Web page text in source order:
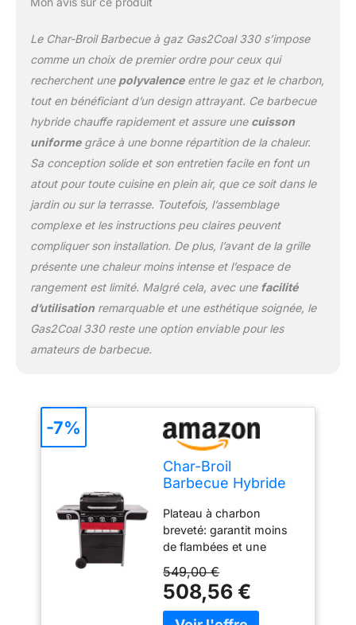
sans outil nécessaire
Surface de cuisson
spacieuse: 3 brûleurs
avec grilles en fonte
solides offrant tout
l'espace nécessaire pour
griller pour la famille et
les amis
Le Char-Broil Barbecue à gaz Gas2Coal 330 s’impose
comme un choix de premier ordre pour ceux qui
recherchent une polyvalenceentre le gaz et le charbon,
tout en bénéficiant d’un design attrayant. Ce barbecue
hybride chauffe rapidement et assure une cuisson
uniformegrâce à une bonne répartition de la chaleur.
Sa conception solide et son entretien facile en font un
atout pour toute cuisine en plein air, que ce soit dans le
jardin ou sur la terrasse. Toutefois, l’assemblage
complexe et les instructions peu claires peuvent
compliquer son installation. De plus, l’avant de la grille
présente une chaleur moins intense et l’espace de
rangement est limité. Malgré cela, avec une facilité
d’utilisationremarquable et une esthétique soignée, le
Gas2Coal 330 reste une option enviable pour les
amateurs de barbecue.
Char-Broil
Barbecue Hybride
Gaz et Charbon de
Bois
Plateau à charbon
breveté: garantit moins
de flambées et une
préparer des plats
savoureux Brûleurs en
acier inoxydable:
549,00 €
508,56 €
-7%